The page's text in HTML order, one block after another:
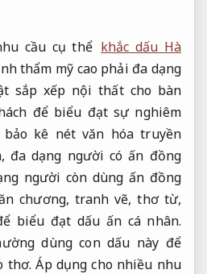
cầu cụ thể khắc dấu Hà
thẩm mỹ cao phải đa dạng
sắp xếp nội thất cho bàn
để biểu đạt sự nghiêm
kê nét văn hóa truyền
đa dạng người có ấn đồng
người còn dùng ấn đồng
chương, tranh vẽ, thơ từ,
biểu đạt dấu ấn cá nhân.
dùng con dấu này để
thơ.Áp dụng cho nhiều nhu